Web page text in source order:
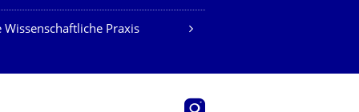
Wissenschaftliche Praxis
Instagram